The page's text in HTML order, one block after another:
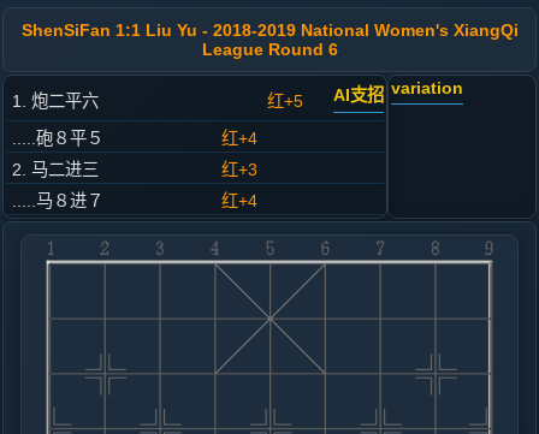
ShenSiFan 1:1 Liu Yu - 2018-2019 National Women's XiangQi
League Round 6
1. 炮二平六 红+5 AI支招
.....砲８平５
红+4
2. 马二进三
红+3
.....马８进７
红+4
3. 车一平二
红+3
.....马２进３
红+5
红+2
.....车９进１
红+2
红+2
6. 仕六进五
红+3
variation